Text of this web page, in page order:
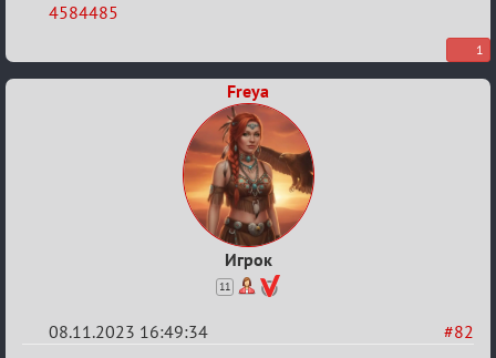
4584485
1
Freya
Игрок
11
#82
08.11.2023 16:49:34